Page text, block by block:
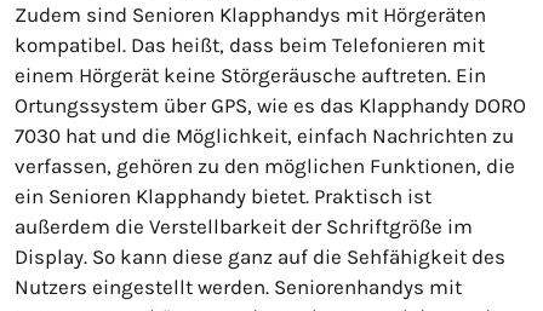
Zudem sind Senioren Klapphandys mit Hörgeräten
kompatibel. Das heißt, dass beim Telefonieren mit
einem Hörgerät keine Störgeräusche auftreten. Ein
Ortungssystem über GPS, wie es das Klapphandy DORO
7030 hat und die Möglichkeit, einfach Nachrichten zu
verfassen, gehören zu den möglichen Funktionen, die
ein Senioren Klapphandy bietet. Praktisch ist
außerdem die Verstellbarkeit der Schriftgröße im
Display. So kann diese ganz auf die Sehfähigkeit des
Nutzers eingestellt werden. Seniorenhandys mit